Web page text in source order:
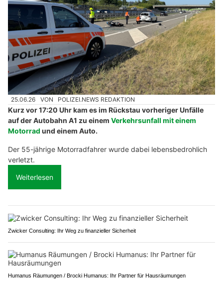
25.06.26 VON POLIZEI.NEWS REDAKTION
Kurz vor 17:20 Uhr kam es im Rückstau vorheriger Unfälle
auf der Autobahn A1 zu einem Verkehrsunfall mit einem
Motorrad und einem Auto.
Der 55-jährige Motorradfahrer wurde dabei lebensbedrohlich
verletzt.
Weiterlesen
Zwicker Consulting: Ihr Weg zu finanzieller Sicherheit
Humanus Räumungen / Brocki Humanus: Ihr Partner für Hausräumungen